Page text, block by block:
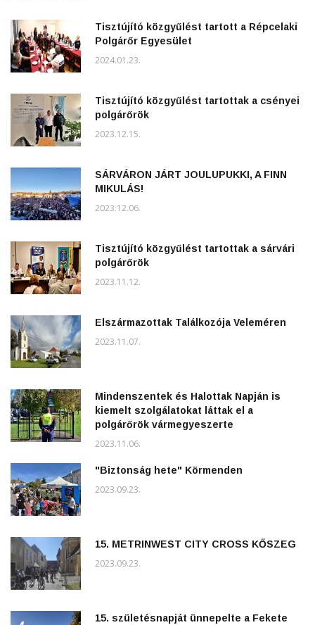
Tisztújító közgyűlést tartott a Répcelaki
Polgárőr Egyesület
2024.01.23.
Tisztújító közgyűlést tartottak a csényei
polgárőrök
2023.12.15.
SÁRVÁRON JÁRT JOULUPUKKI, A FINN
MIKULÁS!
2023.12.06.
Tisztújító közgyűlést tartottak a sárvári
polgárőrök
2023.11.12.
Elszármazottak Találkozója Veleméren
2023.11.07.
Mindenszentek és Halottak Napján is
kiemelt szolgálatokat láttak el a
polgárőrök vármegyeszerte
2023.11.06.
"Biztonság hete" Körmenden
2023.09.23.
15. METRINWEST CITY CROSS KŐSZEG
2023.09.23.
15. születésnapját ünnepelte a Fekete